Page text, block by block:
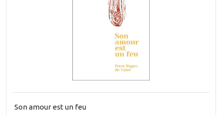
Son amour est un feu